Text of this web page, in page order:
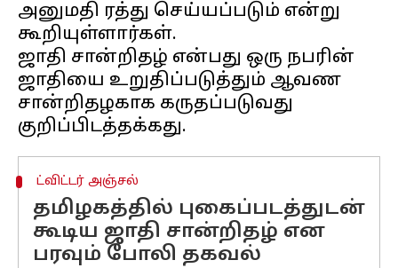
அனுமதி ரத்து செய்யப்படும் என்று
கூறியுள்ளார்கள்.
ஜாதி சான்றிதழ் என்பது ஒரு நபரின்
ஜாதியை உறுதிப்படுத்தும் ஆவண
சான்றிதழகாக கருதப்படுவது
ட்விட்டர் அஞ்சல்
தமிழகத்தில் புகைப்படத்துடன்
கூடிய ஜாதி சான்றிதழ் என
பரவும் போலி தகவல்